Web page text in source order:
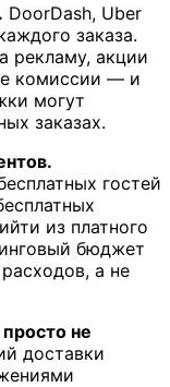
DoorDash, Uber
заказа.
рекламу, акции
комиссии — и
могут
заказах.
гостей
из платного
бюджет
а не
не
доставки